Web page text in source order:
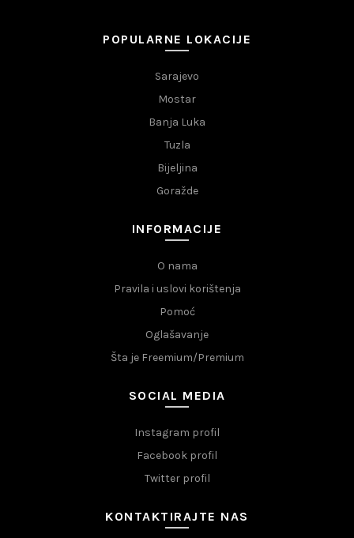
POPULARNE LOKACIJE
Sarajevo
Mostar
Banja Luka
Tuzla
Bijeljina
Goražde
INFORMACIJE
O nama
Pravila i uslovi korištenja
Pomoć
Oglašavanje
Šta je Freemium/Premium
SOCIAL MEDIA
Instagram profil
Facebook profil
Twitter profil
KONTAKTIRAJTE NAS